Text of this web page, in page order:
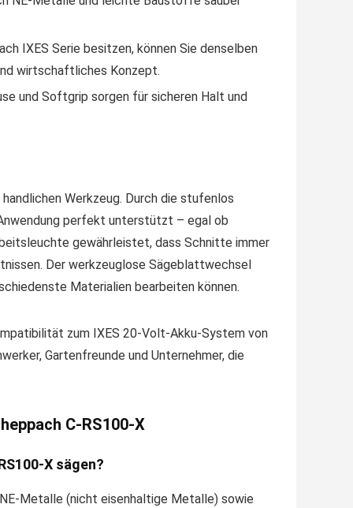
IXES Serie besitzen, können Sie denselben
wirtschaftliches Konzept.
und Softgrip sorgen für sicheren Halt und
Werkzeug. Durch die stufenlos
perfekt unterstützt – egal ob
gewährleistet, dass Schnitte immer
Der werkzeuglose Sägeblattwechsel
Materialien bearbeiten können.
zum IXES 20-Volt-Akku-System von
Gartenfreunde und Unternehmer, die
C-RS100-X
X sägen?
Metalle (nicht eisenhaltige Metalle) sowie